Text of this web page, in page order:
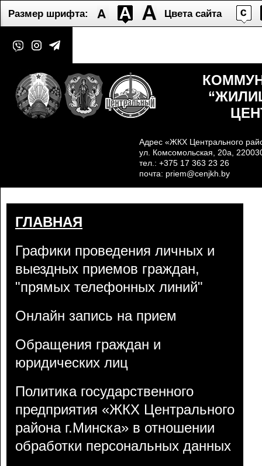
Размер шрифта: Цвета сайта
Адрес «ЖКХ Центрального
ул. Комсомольская, 20а,
тел.: +375 17 363 23 26
почта: priem@cenjkh.by
ГЛАВНАЯ
Графики проведения личных и
выездных приемов граждан,
"прямых телефонных линий"
Онлайн запись на прием
Обращения граждан и
юридических лиц
Политика государственного
предприятия «ЖКХ Центрального
района г.Минска» в отношении
обработки персональных данных